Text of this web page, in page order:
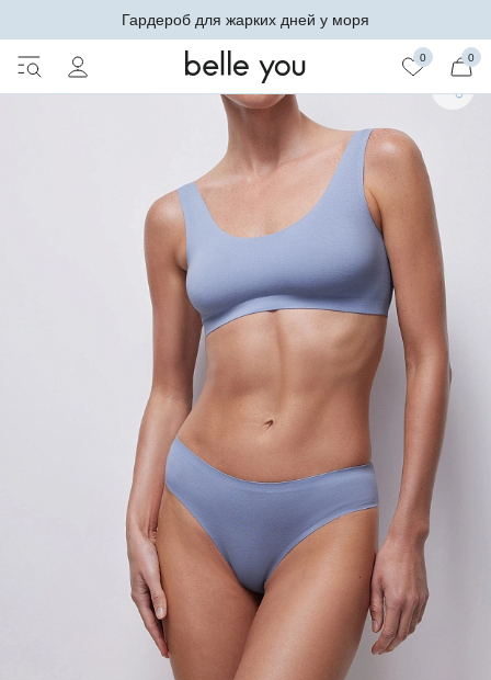
Гардероб для жарких дней у моря
0 0